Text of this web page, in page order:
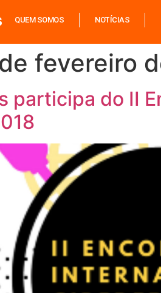
QUEM SOMOS NOTÍCIAS
fevereiro
participa do II